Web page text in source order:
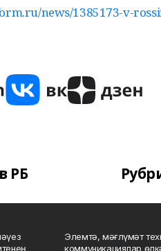
news/1385173-v-
РБ
Элемтә, мәғлүмәт
коммуникациялар